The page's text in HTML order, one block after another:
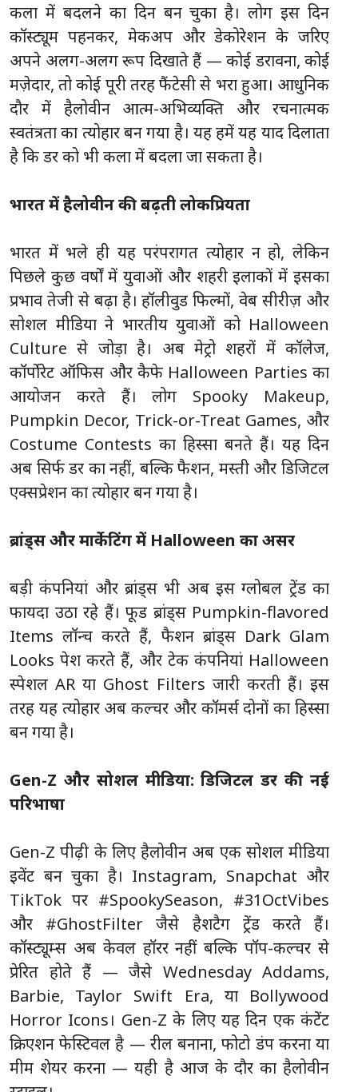
कला में बदलने का दिन बन चुका है। लोग इस दिन
कॉस्ट्यूम पहनकर, मेकअप और डेकोरेशन के जरिए
अपने अलग-अलग रूप दिखाते हैं — कोई डरावना, कोई
मज़ेदार, तो कोई पूरी तरह फैंटेसी से भरा हुआ। आधुनिक
दौर में हैलोवीन आत्म-अभिव्यक्ति और रचनात्मक
स्वतंत्रता का त्योहार बन गया है। यह हमें यह याद दिलाता
है कि डर को भी कला में बदला जा सकता है।
भारत में हैलोवीन की बढ़ती लोकप्रियता
भारत में भले ही यह परंपरागत त्योहार न हो, लेकिन
पिछले कुछ वर्षों में युवाओं और शहरी इलाकों में इसका
प्रभाव तेजी से बढ़ा है। हॉलीवुड फिल्मों, वेब सीरीज़ और
सोशल मीडिया ने भारतीय युवाओं को Halloween
Culture से जोड़ा है। अब मेट्रो शहरों में कॉलेज,
कॉर्पोरेट ऑफिस और कैफे Halloween Parties का
आयोजन करते हैं। लोग Spooky Makeup,
Pumpkin Decor, Trick-or-Treat Games, और
Costume Contests का हिस्सा बनते हैं। यह दिन
अब सिर्फ डर का नहीं, बल्कि फैशन, मस्ती और डिजिटल
एक्सप्रेशन का त्योहार बन गया है।
ब्रांड्स और मार्केटिंग में Halloween का असर
बड़ी कंपनियां और ब्रांड्स भी अब इस ग्लोबल ट्रेंड का
फायदा उठा रहे हैं। फूड ब्रांड्स Pumpkin-flavored
Items लॉन्च करते हैं, फैशन ब्रांड्स Dark Glam
Looks पेश करते हैं, और टेक कंपनियां Halloween
स्पेशल AR या Ghost Filters जारी करती हैं। इस
तरह यह त्योहार अब कल्चर और कॉमर्स दोनों का हिस्सा
बन गया है।
Gen-Z और सोशल मीडिया: डिजिटल डर की नई
परिभाषा
Gen-Z पीढ़ी के लिए हैलोवीन अब एक सोशल मीडिया
इवेंट बन चुका है। Instagram, Snapchat और
TikTok पर #SpookySeason, #31OctVibes
और #GhostFilter जैसे हैशटैग ट्रेंड करते हैं।
कॉस्ट्यूम्स अब केवल हॉरर नहीं बल्कि पॉप-कल्चर से
प्रेरित होते हैं — जैसे Wednesday Addams,
Barbie, Taylor Swift Era, या Bollywood
Horror Icons। Gen-Z के लिए यह दिन एक कंटेंट
क्रिएशन फेस्टिवल है — रील बनाना, फोटो डंप करना या
मीम शेयर करना — यही है आज के दौर का हैलोवीन